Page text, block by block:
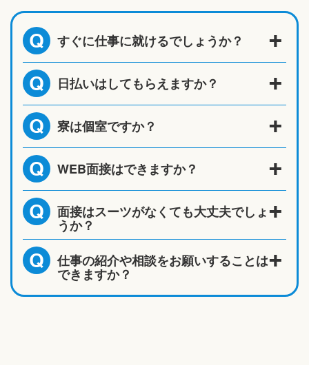
Q すぐに仕事に就けるでしょうか？
Q 日払いはしてもらえますか？
Q 寮は個室ですか？
Q WEB面接はできますか？
Q 面接はスーツがなくても大丈夫でしょ
うか？
Q 仕事の紹介や相談をお願いすることは
できますか？